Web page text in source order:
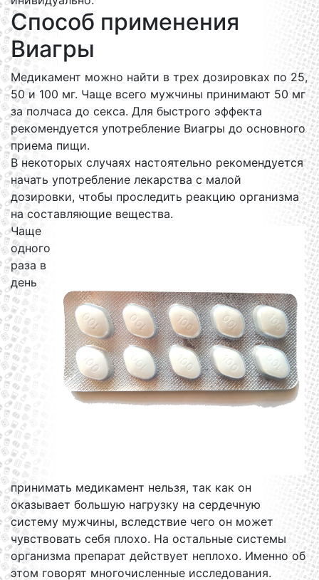
Способ применения
Виагры
Медикамент можно найти в трех дозировках по 25,
50 и 100 мг. Чаще всего мужчины принимают 50 мг
за полчаса до секса. Для быстрого эффекта
рекомендуется употребление Виагры до основного
приема пищи.
В некоторых случаях настоятельно рекомендуется
начать употребление лекарства с малой
дозировки, чтобы проследить реакцию организма
на составляющие вещества.
Чаще
одного
раза в
день
принимать медикамент нельзя, так как он
оказывает большую нагрузку на сердечную
систему мужчины, вследствие чего он может
чувствовать себя плохо. На остальные системы
организма препарат действует неплохо. Именно об
этом говорят многочисленные исследования.